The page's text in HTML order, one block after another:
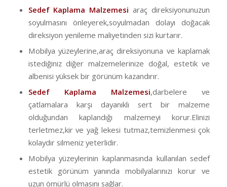
Sedef Kaplama Malzemesi araç direksiyonunuzun
soyulmasını önleyerek,soyulmadan dolayı doğacak
direksiyon yenileme maliyetinden sizi kurtarır.
Mobilya yüzeylerine,araç direksiyonuna ve kaplamak
istediğiniz diğer malzemelerinize doğal, estetik ve
albenisi yüksek bir görünüm kazandırır.
Sedef Kaplama Malzemesi,darbelere ve
çatlamalara karşı dayanıklı sert bir malzeme
olduğundan kaplandığı malzemeyi korur.Elinizi
terletmez,kir ve yağ lekesi tutmaz,temizlenmesi çok
kolaydır silmeniz yeterlidir.
Mobilya yüzeylerinin kaplanmasında kullanılan sedef
estetik görünüm yanında mobilyalarınızı korur ve
uzun ömürlü olmasını sağlar.